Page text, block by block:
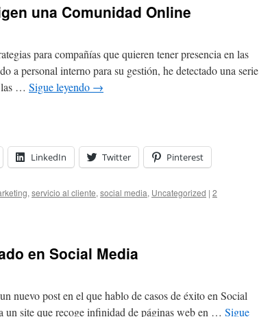
una Comunidad Online
para compañías que quieren tener presencia en las
a personal interno para su gestión, he detectado una serie
las … Sigue leyendo →
LinkedIn Twitter Pinterest
, servicio al cliente, social media, Uncategorized | 2
en Social Media
nuevo post en el que hablo de casos de éxito en Social
site que recoge infinidad de páginas web en … Sigue